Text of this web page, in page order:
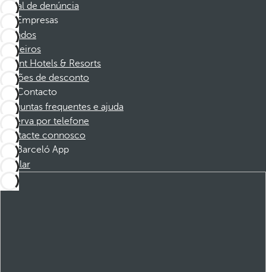
Canal de denúncia
Empresas
Afiliados
Parceiros
Dorint Hotels & Resorts
Cupões de desconto
Contacto
Perguntas frequentes e ajuda
Reserva por telefone
Contacte connosco
Barceló App
Instalar